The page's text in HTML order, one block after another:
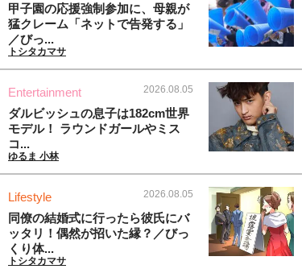
甲子園の応援強制参加に、母親が
猛クレーム「ネットで告発する」
／びっ...
トシタカマサ
Entertainment 2026.08.05
ダルビッシュの息子は182cm世界
モデル！ ラウンドガールやミス
コ...
ゆるま 小林
Lifestyle 2026.08.05
同僚の結婚式に行ったら彼氏にバ
ッタリ！偶然が招いた縁？／びっ
くり体...
トシタカマサ